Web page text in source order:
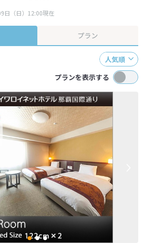
・プラン内容は一定時間ごとに更新されます。最
い。
日（日）12:00現在
プラン
人気順
プランを表示する